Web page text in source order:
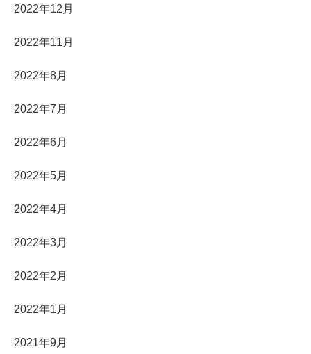
2022年12月
2022年11月
2022年8月
2022年7月
2022年6月
2022年5月
2022年4月
2022年3月
2022年2月
2022年1月
2021年9月